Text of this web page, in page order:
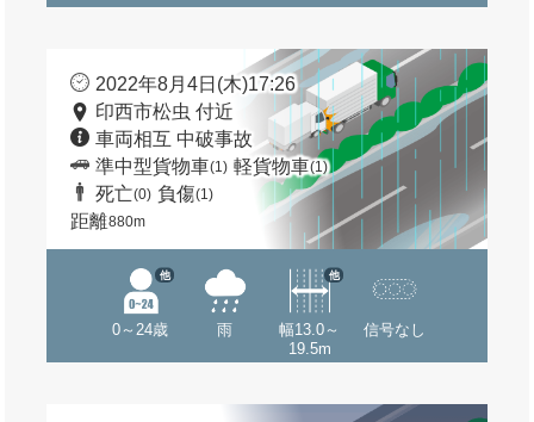
2022年8月4日(木)17:26
印西市松虫 付近
車両相互 中破事故
準中型貨物車(1) 軽貨物車(1)
死亡(0) 負傷(1)
距離880m
0～24歳
他
雨
幅13.0～
19.5m
他
信号なし